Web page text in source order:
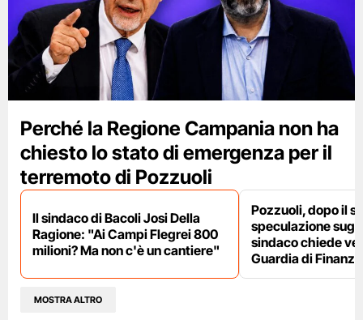
Perché la Regione Campania non ha
chiesto lo stato di emergenza per il
terremoto di Pozzuoli
Il sindaco di Bacoli Josi Della
Ragione: "Ai Campi Flegrei 800
milioni? Ma non c'è un cantiere"
Pozzuoli, dopo il
speculazione
sindaco chiede
Guardia di Finanza
MOSTRA ALTRO